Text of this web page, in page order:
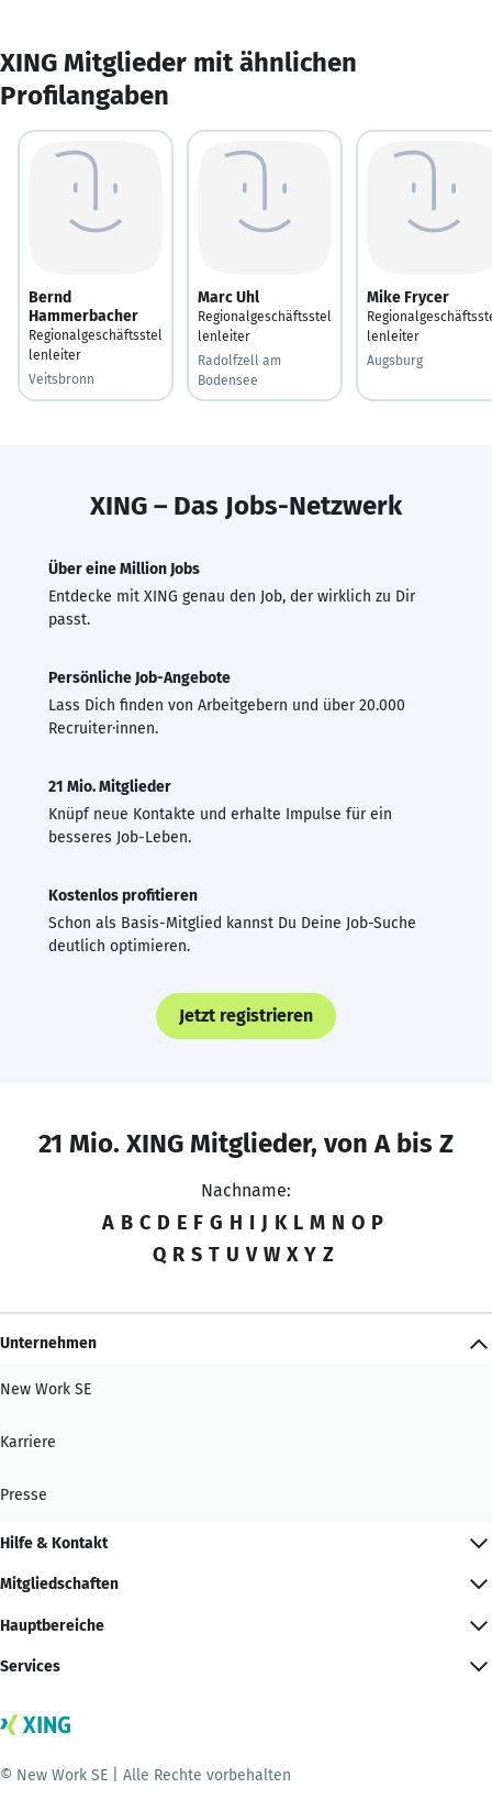
XING Mitglieder mit ähnlichen
Profilangaben
Bernd
Hammerbacher
Regionalgeschäftsstel
lenleiter
Veitsbronn
Marc Uhl
Regionalgeschäftsstel
lenleiter
Radolfzell am
Bodensee
Mike Frycer
lenleiter
Augsburg
XING – Das Jobs-Netzwerk
Über eine Million Jobs
Entdecke mit XING genau den Job, der wirklich zu Dir
passt.
Persönliche Job-Angebote
Lass Dich finden von Arbeitgebern und über 20.000
Recruiter·innen.
21 Mio. Mitglieder
Knüpf neue Kontakte und erhalte Impulse für ein
besseres Job-Leben.
Kostenlos profitieren
Schon als Basis-Mitglied kannst Du Deine Job-Suche
deutlich optimieren.
Jetzt registrieren
21 Mio. XING Mitglieder, von A bis Z
Nachname:
A B C D E F G H I J K L M N O P
Q R S T U V W X Y Z
Unternehmen
New Work SE
Karriere
Presse
Hilfe & Kontakt
Mitgliedschaften
Hauptbereiche
Services
© New Work SE | Alle Rechte vorbehalten